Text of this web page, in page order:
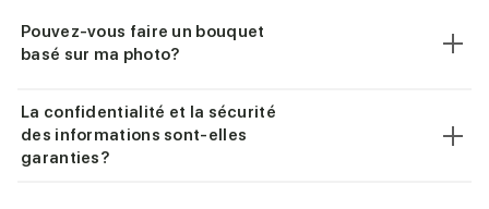
Pouvez-vous faire un bouquet
basé sur ma photo?
La confidentialité et la sécurité
des informations sont-elles
garanties?